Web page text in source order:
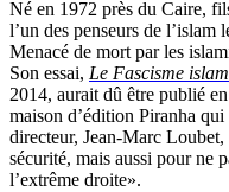
Né en 1972 près du Caire,
l’un des penseurs de l’islam
Menacé de mort par les
Son essai, Le Fascisme
2014, aurait dû être publié
maison d’édition Piranha
directeur, Jean-Marc Loubet,
sécurité, mais aussi pour ne
l’extrême droite».